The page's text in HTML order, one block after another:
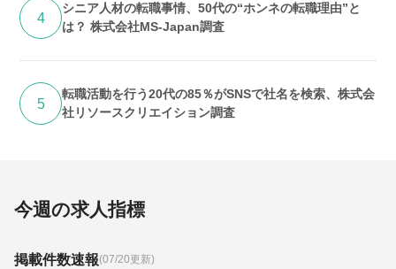
4
シニア人材の転職事情、50代の“ホンネの転職理由”と
は？ 株式会社MS-Japan調査
5
転職活動を行う20代の85％がSNSで社名を検索、株式会
社リソースクリエイション調査
今週の求人指標
掲載件数速報(07/20更新)